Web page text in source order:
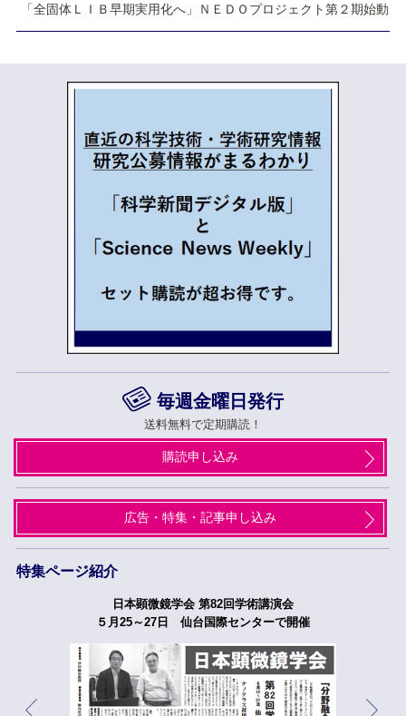
「全固体ＬＩＢ早期実用化へ」ＮＥＤＯプロジェクト第２期始動
毎週金曜日発行
送料無料で定期購読！
購読申し込み
広告・特集・記事申し込み
特集ページ紹介
日本顕微鏡学会 第82回学術講演会
５月25～27日 仙台国際センターで開催